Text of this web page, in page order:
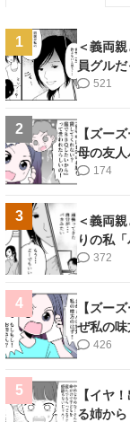
1
＜義両
員グル
誓った私
521
2
【ズー
母の友
第18話＞
174
3
＜義両
りの私
肢がない
372
4
【ズー
ぜ私の
第17話＞
426
5
【イヤ
る姉か